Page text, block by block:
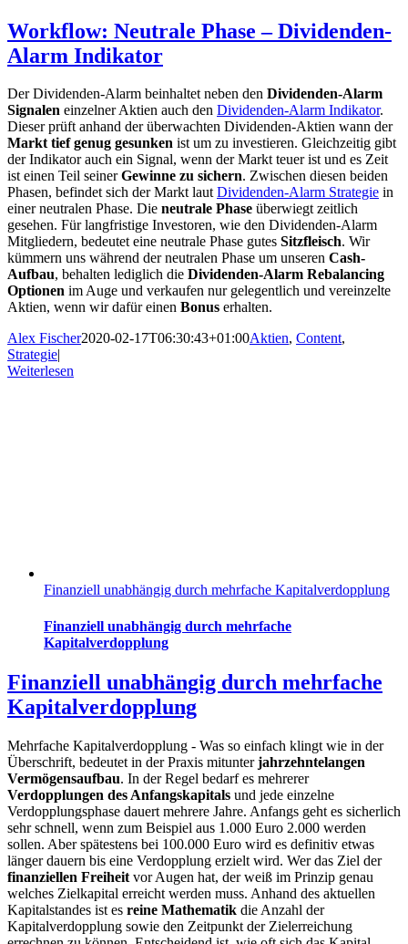
Workflow: Neutrale Phase – Dividenden-
Alarm Indikator
Der Dividenden-Alarm beinhaltet neben den Dividenden-Alarm
Signalen einzelner Aktien auch den Dividenden-Alarm Indikator.
Dieser prüft anhand der überwachten Dividenden-Aktien wann der
Markt tief genug gesunken ist um zu investieren. Gleichzeitig gibt
der Indikator auch ein Signal, wenn der Markt teuer ist und es Zeit
ist einen Teil seinerGewinne zu sichern. Zwischen diesen beiden
Phasen, befindet sich der Markt lautDividenden-Alarm Strategie in
einer neutralen Phase. Die neutrale Phase überwiegt zeitlich
gesehen. Für langfristige Investoren, wie den Dividenden-Alarm
Mitgliedern, bedeutet eine neutrale Phase gutes Sitzfleisch. Wir
kümmern uns während der neutralen Phase um unseren Cash-
Aufbau, behalten lediglich die Dividenden-Alarm Rebalancing
Optionen im Auge und verkaufen nur gelegentlich und vereinzelte
Aktien, wenn wir dafür einen Bonus erhalten.
Alex Fischer2020-02-17T06:30:43+01:00Aktien, Content,
Strategie
Weiterlesen
Finanziell unabhängig durch mehrfache Kapitalverdopplung
Finanziell unabhängig durch mehrfache
Kapitalverdopplung
Finanziell unabhängig durch mehrfache
Kapitalverdopplung
Mehrfache Kapitalverdopplung - Was so einfach klingt wie in der
Überschrift, bedeutet in der Praxis mitunterjahrzehntelangen
Vermögensaufbau. In der Regel bedarf es mehrerer
Verdopplungen des Anfangskapitals und jede einzelne
Verdopplungsphase dauert mehrere Jahre. Anfangs geht es sicherlich
sehr schnell, wenn zum Beispiel aus 1.000 Euro 2.000 werden
sollen. Aber spätestens bei 100.000 Euro wird es definitiv etwas
länger dauern bis eine Verdopplung erzielt wird. Wer das Ziel der
finanziellen Freiheit vor Augen hat, der weiß im Prinzip genau
welches Zielkapital erreicht werden muss. Anhand des aktuellen
Kapitalstandes ist es reine Mathematik die Anzahl der
Kapitalverdopplung sowie den Zeitpunkt der Zielerreichung